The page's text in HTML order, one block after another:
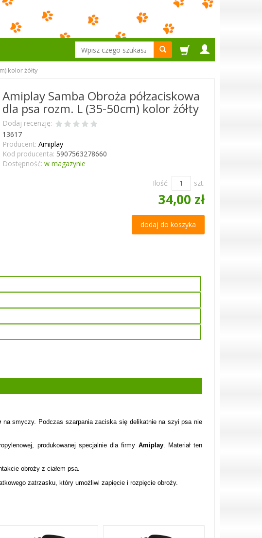
Wyszukaj
kolor żółty
Amiplay Samba Obroża półzaciskowa
dla psa rozm. L (35-50cm) kolor żółty
Dodaj recenzję:
13617
Producent: Amiplay
Kod producenta: 5907563278660
Dostępność: w magazynie
Ilość: szt.
34,00 zł
dodaj do koszyka
na smyczy. Podczas szarpania zaciska się delikatnie na szyi psa nie
produkowanej specjalnie dla firmy Amiplay. Materiał ten
obroży z ciałem psa.
zatrzasku, który umożliwi zapięcie i rozpięcie obroży.